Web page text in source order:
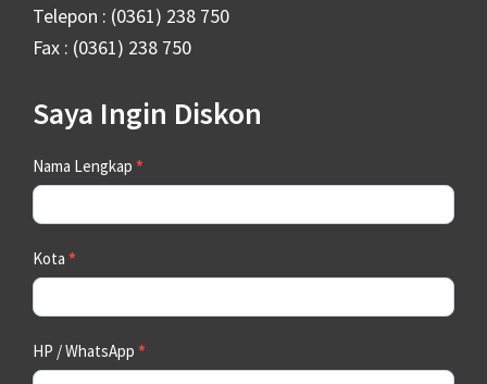
Telepon : (0361) 238 750
Fax : (0361) 238 750
Saya Ingin Diskon
Contact
Us
Nama Lengkap *
Kota *
HP / WhatsApp *